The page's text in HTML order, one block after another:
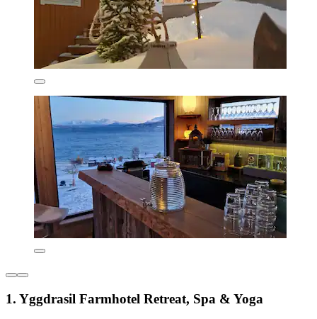
1. Yggdrasil Farmhotel Retreat, Spa & Yoga